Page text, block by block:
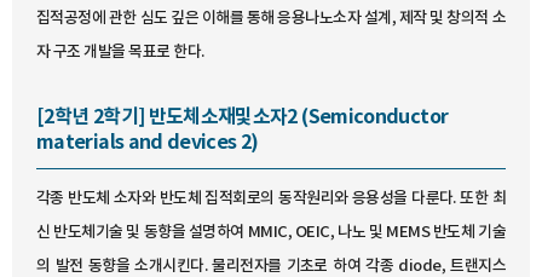
집적공정에 관한 심도 깊은 이해를 통해 응용나노소자 설계, 제작 및 창의적 소
자 구조 개발을 목표로 한다.
[2학년 2학기] 반도체소재및소자2 (Semiconductor
materials and devices 2)
각종 반도체 소자와 반도체 집적회로의 동작원리와 응용성을 다룬다. 또한 최
신 반도체기술 및 동향을 설명하여 MMIC, OEIC, 나노 및 MEMS 반도체 기술
의 발전 동향을 소개시킨다. 물리전자를 기초로 하여 각종 diode, 트랜지스